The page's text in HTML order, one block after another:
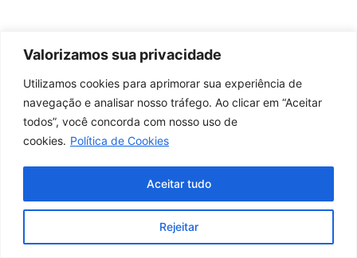
Valorizamos sua privacidade
Utilizamos cookies para aprimorar sua experiência de
navegação e analisar nosso tráfego. Ao clicar em “Aceitar
todos”, você concorda com nosso uso de
cookies. Política de Cookies
Rejeitar
Aceitar tudo